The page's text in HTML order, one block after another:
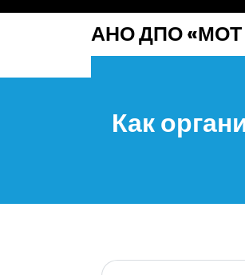
перейти
АНО ДПО «МОТ
Как